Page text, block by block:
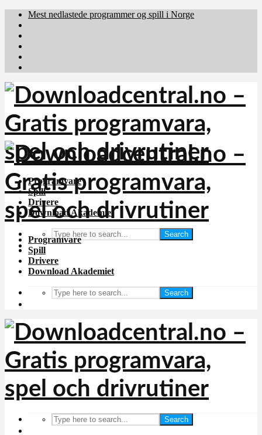
Mest nedlastede programmer og spill i Norge
Programvare
Spill
Drivere
Download Akademiet
Search
Programvare
Spill
Drivere
Download Akademiet
Search
Search